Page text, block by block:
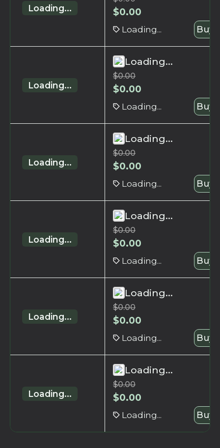
Loading... $0.00
Loading... Buy
Loading...
Loading...
$0.00
$0.00
Loading... Buy
Loading...
Loading...
$0.00
$0.00
Loading... Buy
Loading...
Loading...
$0.00
$0.00
Loading... Buy
Loading...
Loading...
$0.00
$0.00
Loading... Buy
Loading...
Loading...
$0.00
$0.00
Loading... Buy